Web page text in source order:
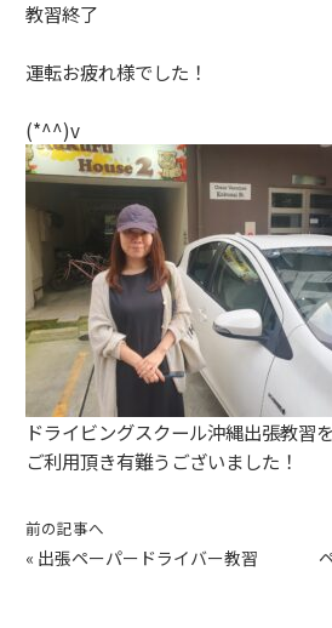
教習終了
運転お疲れ様でした！
(*^^)v
ドライビングスクール沖縄出張教習を
ご利用頂き有難うございました！
前の記事へ
« 出張ペーパードライバー教習